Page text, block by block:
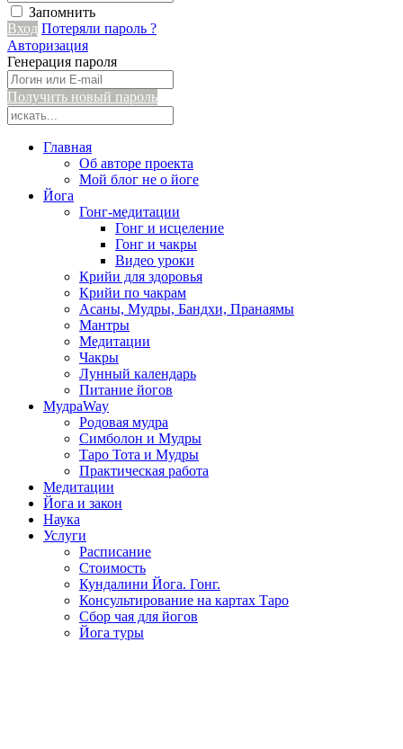
Запомнить
Вход Потеряли пароль ?
Авторизация
Генерация пароля
Получить новый пароль
Главная
Об авторе проекта
Мой блог не о йоге
Йога
Гонг-медитации
Гонг и исцеление
Гонг и чакры
Видео уроки
Крийи для здоровья
Крийи по чакрам
Асаны, Мудры, Бандхи, Пранаямы
Мантры
Медитации
Чакры
Лунный календарь
Питание йогов
МудраWay
Родовая мудра
Симболон и Мудры
Таро Тота и Мудры
Практическая работа
Медитации
Йога и закон
Наука
Услуги
Расписание
Стоимость
Кундалини Йога. Гонг.
Консультирование на картах Таро
Сбор чая для йогов
Йога туры